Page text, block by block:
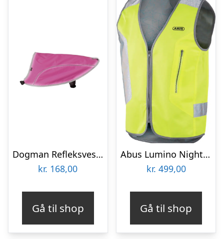
Dogman Refleksvest Rex rosa S
kr. 168,00
Gå til shop
Abus Lumino Night Refleksvest – Gul
kr. 499,00
Gå til shop